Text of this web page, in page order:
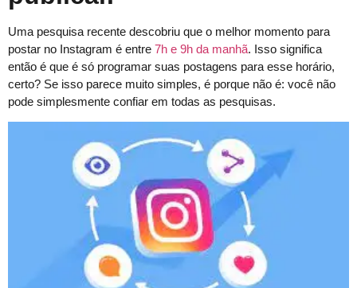
Uma pesquisa recente descobriu que o melhor momento para
postar no Instagram é entre 7h e 9h da manhã. Isso significa
então é que é só programar suas postagens para esse horário,
certo? Se isso parece muito simples, é porque não é: você não
pode simplesmente confiar em todas as pesquisas.